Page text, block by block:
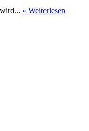
» Weiterlesen